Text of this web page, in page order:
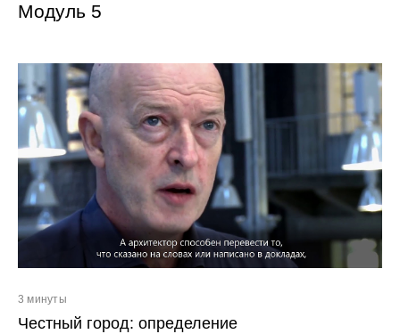
Модуль 5
3 минуты
Честный город: определение